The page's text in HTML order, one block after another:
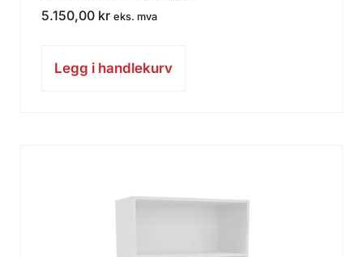
5.150,00 kr eks. mva
Legg i handlekurv